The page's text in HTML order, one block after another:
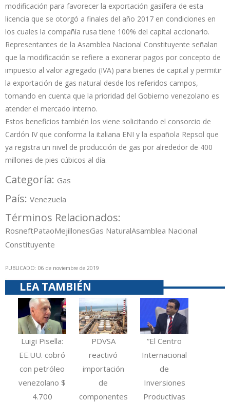
modificación para favorecer la exportación gasífera de esta
licencia que se otorgó a finales del año 2017 en condiciones en
los cuales la compañía rusa tiene 100% del capital accionario.
Representantes de la Asamblea Nacional Constituyente señalan
que la modificación se refiere a exonerar pagos por concepto de
impuesto al valor agregado (IVA) para bienes de capital y permitir
la exportación de gas natural desde los referidos campos,
tomando en cuenta que la prioridad del Gobierno venezolano es
atender el mercado interno.
Estos beneficios también los viene solicitando el consorcio de
Cardón IV que conforma la italiana ENI y la española Repsol que
ya registra un nivel de producción de gas por alrededor de 400
millones de pies cúbicos al día.
Categoría: Gas
País: Venezuela
Términos Relacionados:
RosneftPataoMejillonesGas NaturalAsamblea Nacional
Constituyente
PUBLICADO: 06 de noviembre de 2019
LEA TAMBIÉN
Luigi Pisella:
EE.UU. cobró
con petróleo
venezolano $
4.700
PDVSA
reactivó
importación
de
componentes
“El Centro
Internacional
de
Inversiones
Productivas